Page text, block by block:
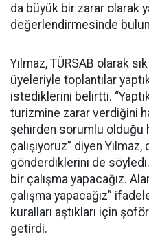
da büyük bir zarar olarak
değerlendirmesinde
Yılmaz, TÜRSAB olarak
üyeleriyle toplantılar
istediklerini belirtti.
turizmine zarar verdiğini
şehirden sorumlu olduğu
çalışıyoruz” diyen
gönderdiklerini de
bir çalışma yapacağız.
çalışma yapacağız”
kuralları aştıkları için
getirdi.